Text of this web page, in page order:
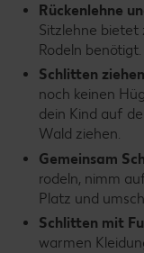
Rückenlehne
Sitzlehne bietet
Rodeln benötigt.
Schlitten
noch keinen
dein Kind auf
Wald ziehen.
Gemeinsam
rodeln, nimm
Platz und
Schlitten mit
warmen